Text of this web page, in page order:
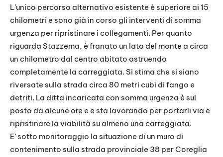
L’unico percorso alternativo esistente è superiore ai 15
chilometri e sono già in corso gli interventi di somma
urgenza per ripristinare i collegamenti. Per quanto
riguarda Stazzema, è franato un lato del monte a circa
un chilometro dal centro abitato ostruendo
completamente la carreggiata. Si stima che si siano
riversate sulla strada circa 80 metri cubi di fango e
detriti. La ditta incaricata con somma urgenza è sul
posto da alcune ore e e sta lavorando per portarli via e
ripristinare la viabilità su almeno una carreggiata.
E’ sotto monitoraggio la situazione di un muro di
contenimento sulla strada provinciale 38 per Coreglia